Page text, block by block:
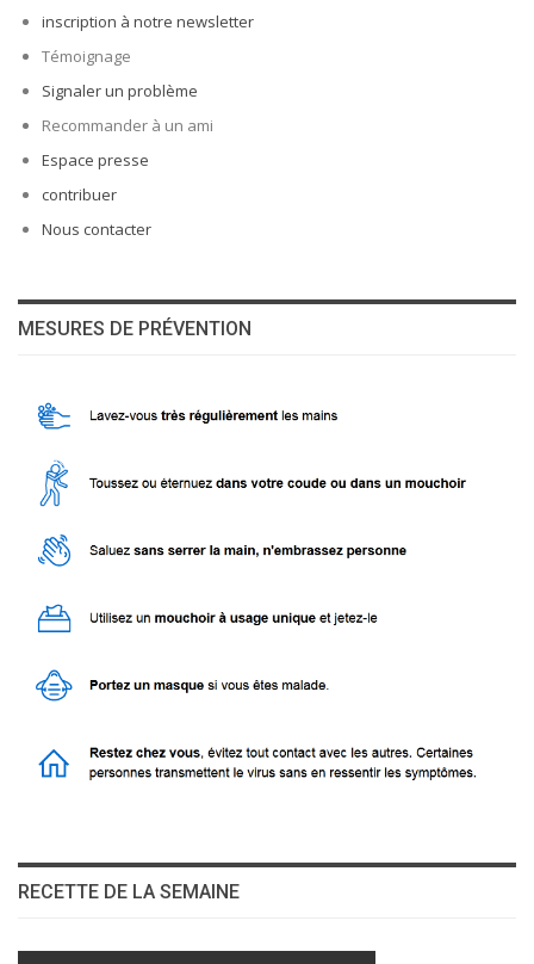
inscription à notre newsletter
Témoignage
Signaler un problème
Recommander à un ami
Espace presse
contribuer
Nous contacter
MESURES DE PRÉVENTION
RECETTE DE LA SEMAINE